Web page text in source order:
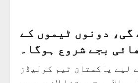
گی، دونوں ٹیموں کے
بجے شروع ہوگا۔
لیے پاکستان ٹیم کولیڈز